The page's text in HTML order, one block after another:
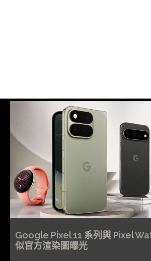
Google Pixel 11 系列與 Pixel
似官方渲染圖曝光